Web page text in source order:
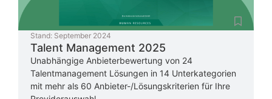
Stand: September 2024
Talent Management 2025
Unabhängige Anbieterbewertung von 24
Talentmanagement Lösungen in 14 Unterkategorien
mit mehr als 60 Anbieter-/Lösungskriterien für Ihre